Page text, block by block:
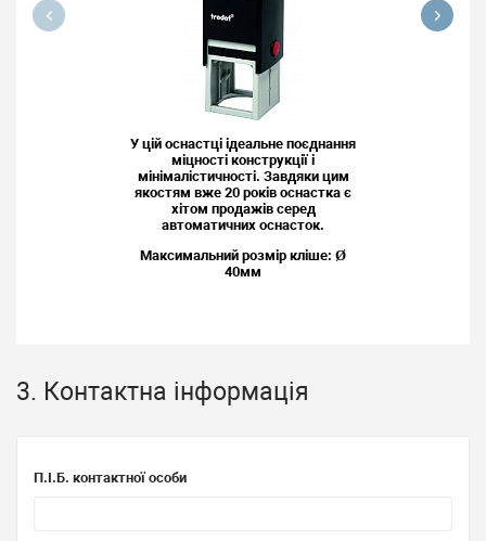
У цій оснастці ідеальне поєднання
міцності конструкції і
мінімалістичності. Завдяки цим
якостям вже 20 років оснастка є
хітом продажів серед
автоматичних оснасток.
Максимальний розмір кліше: Ø
40мм
3. Контактна інформація
П.І.Б. контактної особи